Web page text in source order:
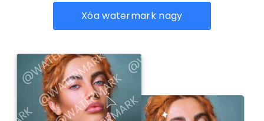
Xóa watermark nagy